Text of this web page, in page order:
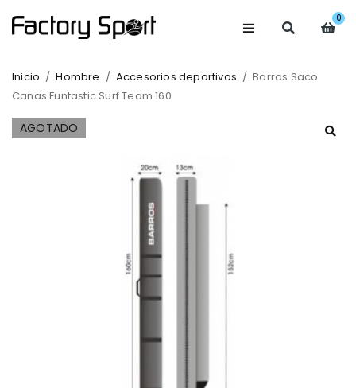
0
Inicio / Hombre / Accesorios deportivos / Barros Saco
Canas Funtastic Surf Team 160
AGOTADO